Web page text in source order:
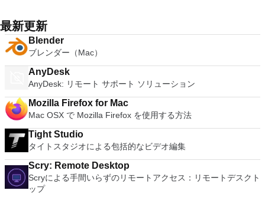
Mac用BlueStacks App Playerは複数の言語をサポートしてい
ます。 BlueStacks App PlayerのWindowsバージョンをお探し
ですか？ここからダウンロード
起動し、Exposé、Spaces、Mission Controlで表示できます。
Macのショートカットと直感的なジェスチャーを使用して、
Windowsアプリを簡単に操作できます。 スナップショット
VMware Fusion Proでは、スナップショットを使用して「ロー
ルバックポイント」を作成し、オンザフライに戻すことができ
ます。 システム要件：64ビット対応Intel®Mac（Core 2
す）最小4GBのRAM.VMware Fusion用に750MBの空きディス
ク容量、各仮想マシンに少なくとも5GB 仮想マシンのオペレ
ーティングシステムインストールメディア（ディスクまたはデ
ィスクイメージ）。 Windows DirectX 10またはOpenGL 3.3に
推奨されるグラフィックハードウェアには、NVIDIA 8600M以
上およびATI 2600以上が含まれます。 ホストオペレーティン
グシステム： Mac OS X 10.9 Mavericks。 Mac OS X 10.10
Yosemite。 Mac OS X 10.11 El Capitan。 MacOS 10.12
Sierra。 ゲストオペレーティングシステムは次のとおりです。
M4R（AAC）、WMA、およびオプションのライブラリを使用
してサポートされるその他の形式。 システム要件：Audacity
は、少なくとも1 GB RAMおよび1 GHzプロセッサー（OS X
10.7以降では2 GB RAM / 2 GHz）で最適に動作します。
Audacityを長時間のマルチトラックプロジェクトに使用する場
合、最低2 GB RAMおよび2 GHzプロセッサー（OS X 10.7以
降では4 GB RAM）を推奨します。
conduct virtual meetings. TeamViewer connects to any Mac or
server around the world within a few seconds. You can
remote control your partner's Mac as if you were sitting right
in front of it. Features: Control computers remotely via the
internet Record your session and save it as a video file for
playback Online meetings Drag & Drop files Multi-Monitor
support.
最新更新
Blender
ブレンダー（Mac）
AnyDesk
AnyDesk: リモート サポート ソリューション
Mozilla Firefox for Mac
Mac OSX で Mozilla Firefox を使用する方法
Tight Studio
タイトスタジオによる包括的なビデオ編集
Scry: Remote Desktop
Scryによる手間いらずのリモートアクセス：リモートデスクト
ップ